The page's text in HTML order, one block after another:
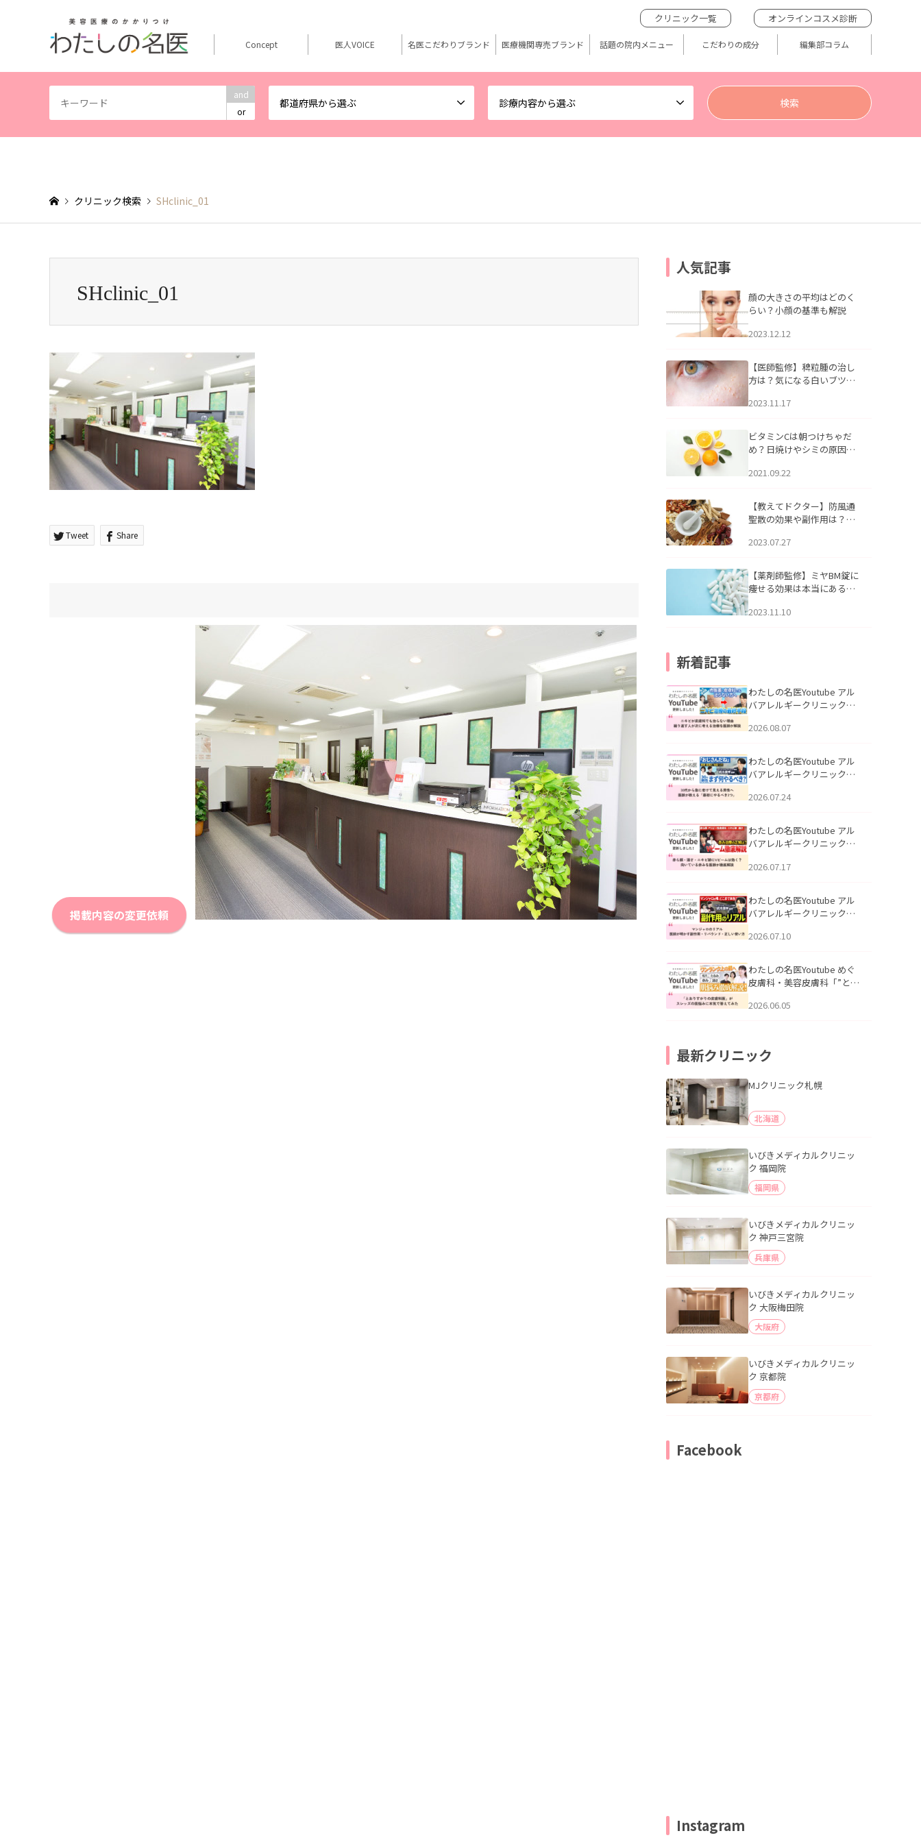
and
or
都道府県から選ぶ 診療内容から選ぶ
クリニック一覧 オンラインコスメ診断
Concept 医人VOICE 名医こだわりブランド 医療機関専売ブランド 話題の院内メニュー こだわりの成分 編集部コラム
クリニック検索 SHclinic_01
SHclinic_01
Tweet Share
掲載内容の変更依頼
人気記事
顔の大きさの平均はどのく
らい？小顔の基準も解説
2023.12.12
【医師監修】稗粒腫の治し
方は？気になる白いブツブ
アについて
2023.11.17
ビタミンCは朝つけちゃだ
め？日焼けやシミの原因に
2021.09.22
【教えてドクター】防風通
聖散の効果や副作用は？長
2023.07.27
【薬剤師監修】ミヤBM錠に
痩せる効果は本当にある
2023.11.10
新着記事
わたしの名医Youtube アル
バアレルギークリニック札
らない理由｜繰り返す人が
説」を公開いたしました。
2026.08.07
わたしの名医Youtube アル
バアレルギークリニック札
える男性へ｜医師が教える
公開いたしました。
2026.07.24
わたしの名医Youtube アル
バアレルギークリニック札
跡にVビームは効く？向いて
説」を公開いたしました。
2026.07.17
わたしの名医Youtube アル
バアレルギークリニック札
医師が明かす副作用・リバ
公開いたしました。
2026.07.10
わたしの名医Youtube めぐ
皮膚科・美容皮膚科「”とお
ッズの肌悩みに本気で答え
2026.06.05
最新クリニック
MJクリニック札幌
北海道
いびきメディカルクリニッ
ク 福岡院
福岡県
いびきメディカルクリニッ
ク 神戸三宮院
兵庫県
いびきメディカルクリニッ
ク 大阪梅田院
大阪府
いびきメディカルクリニッ
ク 京都院
京都府
Facebook
Instagram